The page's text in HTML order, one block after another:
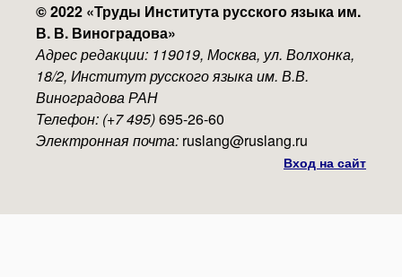
© 2022 «Труды Института русского языка им.
В. В. Виноградова»
Адрес редакции: 119019, Москва, ул. Волхонка,
18/2, Институт русского языка им. В.В.
Виноградова РАН
Телефон: (+7 495)695-26-60
Электронная почта: ruslang@ruslang.ru
Вход на сайт